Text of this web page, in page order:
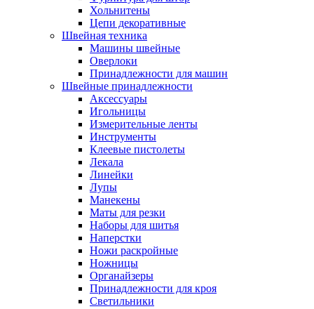
Хольнитены
Цепи декоративные
Швейная техника
Машины швейные
Оверлоки
Принадлежности для машин
Швейные принадлежности
Аксессуары
Игольницы
Измерительные ленты
Инструменты
Клеевые пистолеты
Лекала
Линейки
Лупы
Манекены
Маты для резки
Наборы для шитья
Наперстки
Ножи раскройные
Ножницы
Органайзеры
Принадлежности для кроя
Светильники